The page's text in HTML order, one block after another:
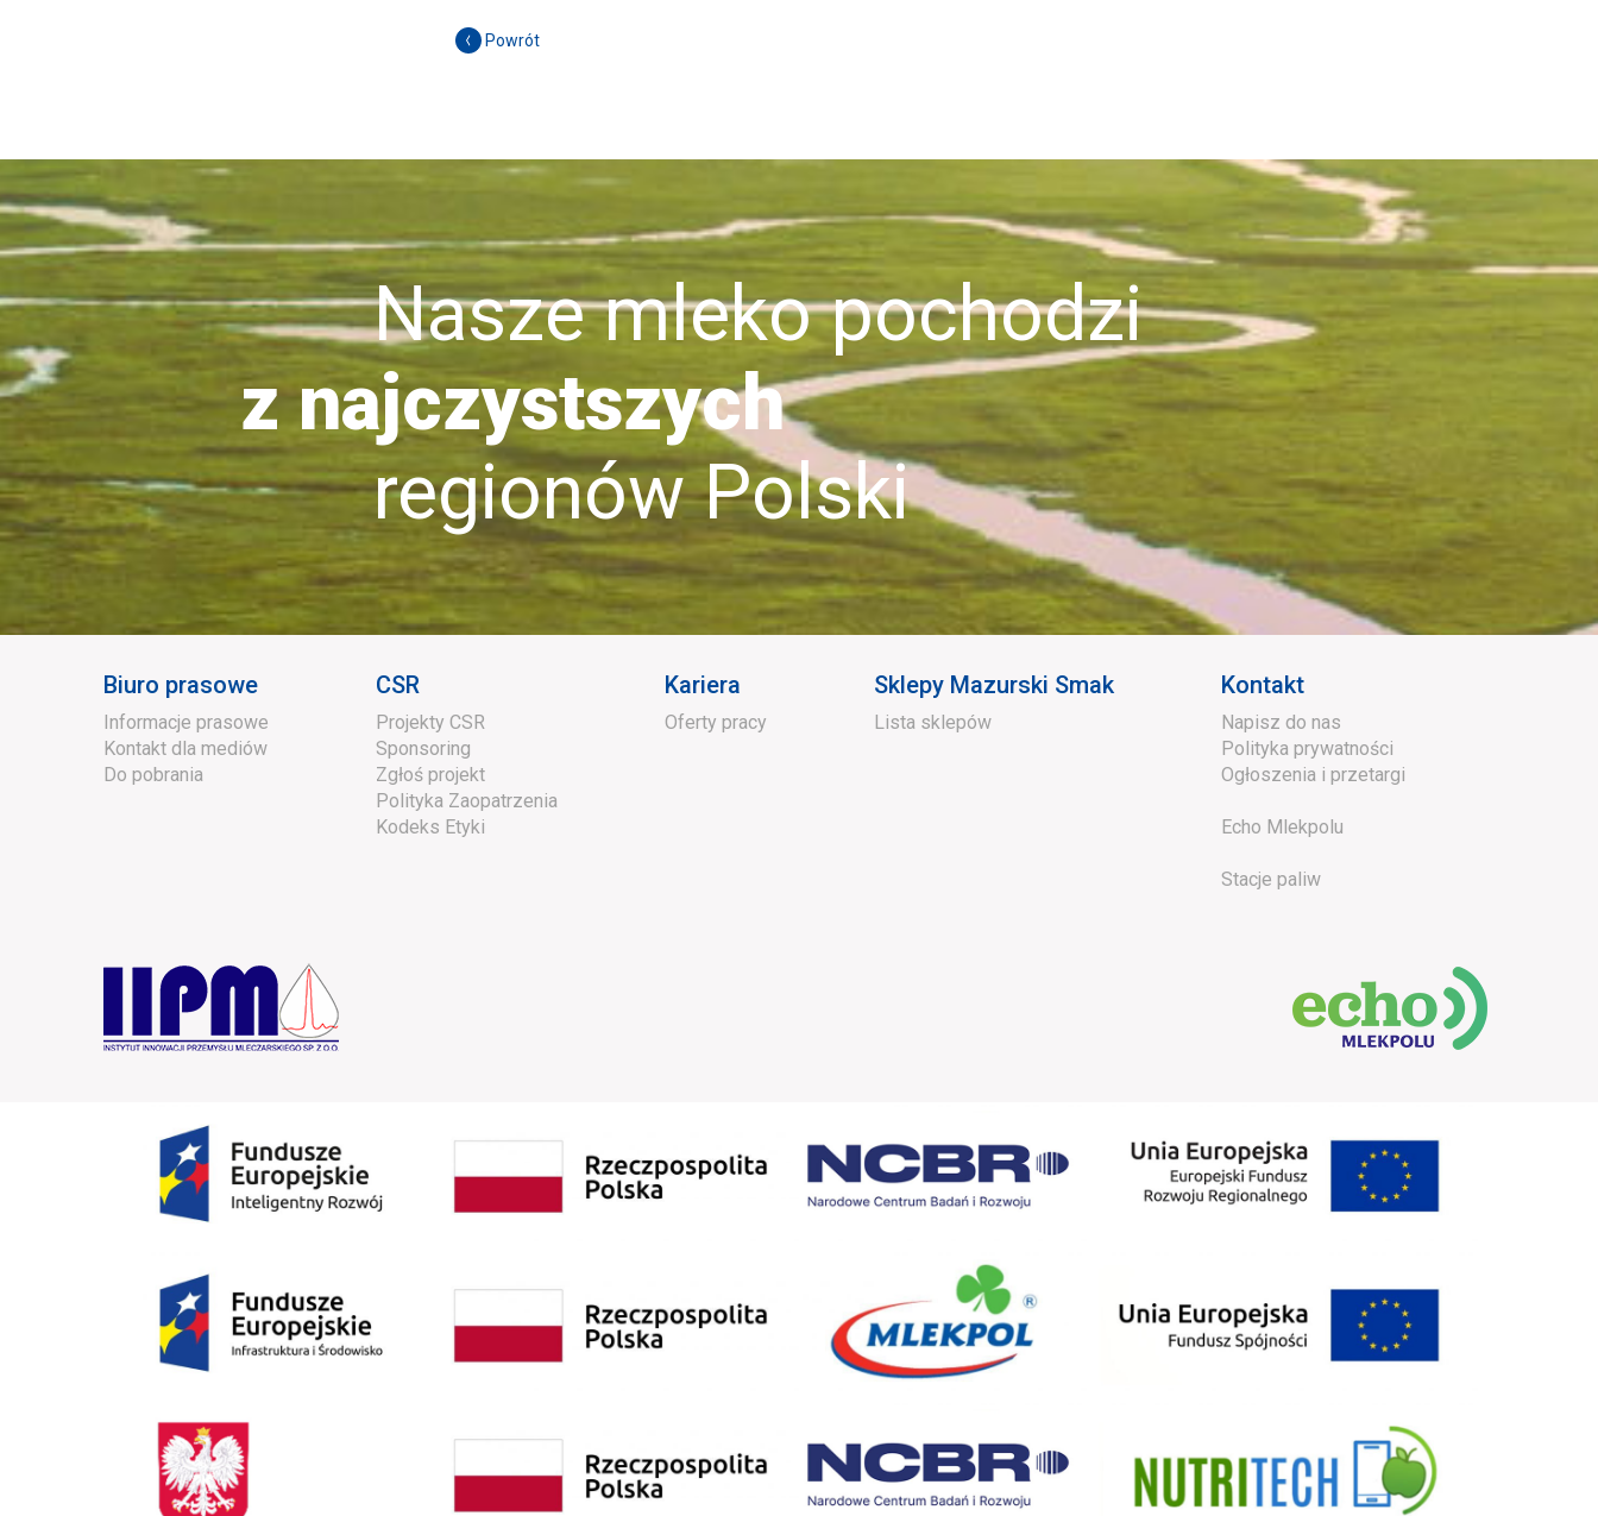
Powrót
Nasze mleko pochodzi
z najczystszych
regionów Polski
Biuro prasowe
Informacje prasowe
Kontakt dla mediów
Do pobrania
CSR
Projekty CSR
Sponsoring
Zgłoś projekt
Polityka Zaopatrzenia
Kodeks Etyki
Kariera
Oferty pracy
Sklepy Mazurski Smak
Lista sklepów
Kontakt
Napisz do nas
Polityka prywatności
Ogłoszenia i przetargi
Echo Mlekpolu
Stacje paliw